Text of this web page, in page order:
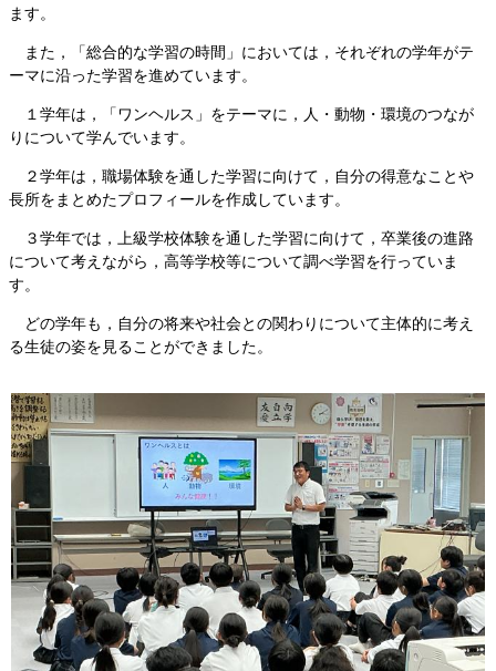
ます。
また，「総合的な学習の時間」においては，それぞれの学年がテ
ーマに沿った学習を進めています。
１学年は，「ワンヘルス」をテーマに，人・動物・環境のつなが
りについて学んでいます。
２学年は，職場体験を通した学習に向けて，自分の得意なことや
長所をまとめたプロフィールを作成しています。
​ ３学年では，上級学校体験を通した学習に向けて，卒業後の進路
について考えながら，高等学校等について調べ学習を行っていま
す。
どの学年も，自分の将来や社会との関わりについて主体的に考え
る生徒の姿を見ることができました。